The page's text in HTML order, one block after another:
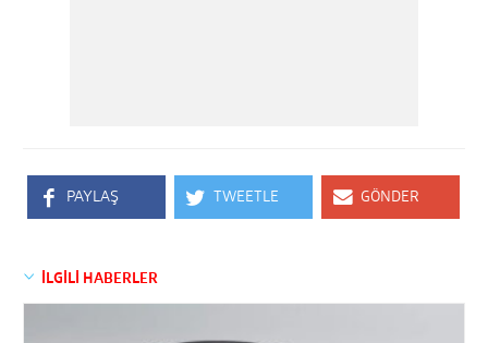
PAYLAŞ TWEETLE GÖNDER
İLGİLİ HABERLER